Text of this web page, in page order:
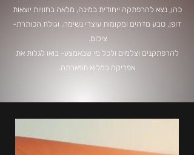
כהן, נצא להרפתקה ייחודית במינה, מלאה בחוויות יוצאות
דופן, טבע מדהים ומקומות עוצרי נשימה, וגולת הכותרת-
צילום.
להרפתקנים וצלמים ולכל מי שבאמצע- בואו לגלות את
אפריקה במלוא תפארתה.